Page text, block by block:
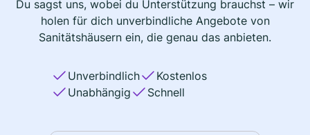
Du sagst uns, wobei du Unterstützung brauchst – wir
holen für dich unverbindliche Angebote von
Sanitätshäusern ein, die genau das anbieten.
Unverbindlich
Kostenlos
Unabhängig
Schnell